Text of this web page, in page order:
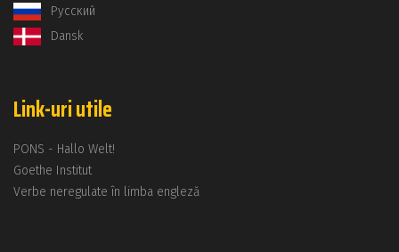
Русский
Dansk
Link-uri utile
PONS - Hallo Welt!
Goethe Institut
Verbe neregulate în limba engleză